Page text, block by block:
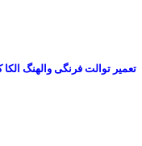
تعمیر توالت فرنگی والهنگ